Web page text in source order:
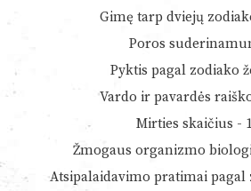
Gimę tarp dviejų
Poros
Pyktis pagal zodiako
Vardo ir pavardės
Mirties skaičius -
Žmogaus organizmo
Atsipalaidavimo pratimai pagal